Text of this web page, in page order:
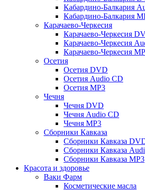
Кабардино-Балкария
Кабардино-Балкария
Карачаево-Черкесия
Карачаево-Черкесия
Карачаево-Черкесия
Карачаево-Черкесия
Осетия
Осетия DVD
Осетия Audio CD
Осетия MP3
Чечня
Чечня DVD
Чечня Audio CD
Чечня MP3
Сборники Кавказа
Сборники Кавказа
Сборники Кавказа
Сборники Кавказа MP3
Красота и здоровье
Ваки Фарм
Косметические масла